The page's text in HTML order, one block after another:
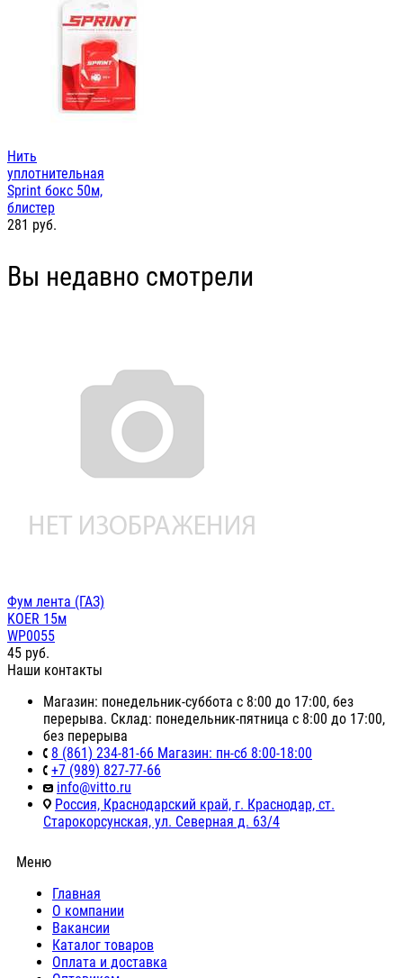
Нить
уплотнительная
Sprint бокс 50м,
блистер
281 руб.
Вы недавно смотрели
Фум лента (ГАЗ)
KOER 15м
WP0055
45 руб.
Наши контакты
Магазин: понедельник-суббота с 8:00 до 17:00, без
перерыва. Склад: понедельник-пятница с 8:00 до 17:00,
без перерыва
8 (861) 234-81-66 Магазин: пн-сб 8:00-18:00
+7 (989) 827-77-66
info@vitto.ru
Россия, Краснодарский край, г. Краснодар, ст.
Старокорсунская, ул. Северная д. 63/4
Меню
Главная
О компании
Вакансии
Каталог товаров
Оплата и доставка